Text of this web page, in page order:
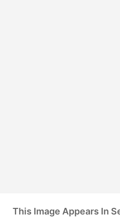
This Image Appears In